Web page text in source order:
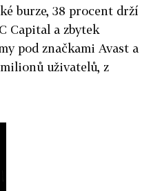
burze, 38 procent drží
Capital a zbytek
pod značkami Avast a
uživatelů, z